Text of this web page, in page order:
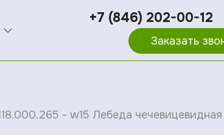
+7 (846) 202-00-12
Заказать
- w15 Лебеда